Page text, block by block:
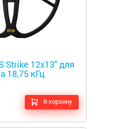
Strike 12x13" для
18,75 кГц
В корзину